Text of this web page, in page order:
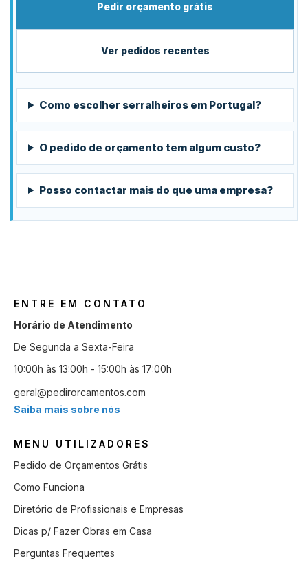
Pedir orçamento grátis
Ver pedidos recentes
Como escolher serralheiros em Portugal?
O pedido de orçamento tem algum custo?
Posso contactar mais do que uma empresa?
ENTRE EM CONTATO
Horário de Atendimento
De Segunda a Sexta-Feira
10:00h às 13:00h - 15:00h às 17:00h
geral@pedirorcamentos.com
Saiba mais sobre nós
MENU UTILIZADORES
Pedido de Orçamentos Grátis
Como Funciona
Diretório de Profissionais e Empresas
Dicas p/ Fazer Obras em Casa
Perguntas Frequentes